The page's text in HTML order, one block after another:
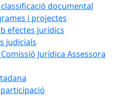
documental
i projectes
efectes jurídics
judicials
Jurídica Assessora